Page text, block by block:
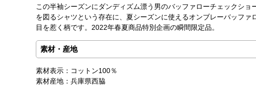
この半袖シーズンにダンディズム漂う男のバッファローチェックシ
を図るシャツという存在に、夏シーズンに使えるオンブレーバッファ
目を惹く柄です。2022年春夏商品特別企画の瞬間限定品。
素材・産地
素材表示：コットン100％
素材産地：兵庫県西脇